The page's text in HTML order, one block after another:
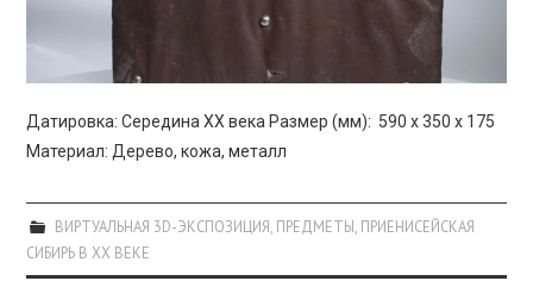
Датировка: Середина XX века Размер (мм): 590 х 350 х 175
Материал: Дерево, кожа, металл
ВИРТУАЛЬНАЯ 3D-ЭКСПОЗИЦИЯ, ПРЕДМЕТЫ, ПРИЕНИСЕЙСКАЯ
СИБИРЬ В XX ВЕКЕ